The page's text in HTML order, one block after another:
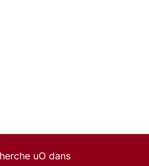
uO dans